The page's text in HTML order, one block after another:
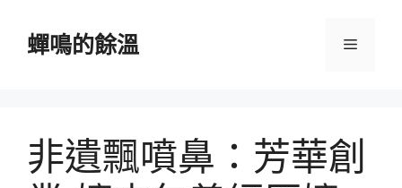
蟬鳴的餘溫 選
非遺飄噴鼻：芳華創